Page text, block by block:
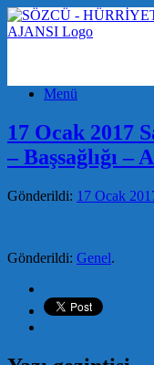
Menü
17 Ocak 2017
– Başsağlığı –
Gönderildi: 17 Ocak
Gönderildi: Genel.